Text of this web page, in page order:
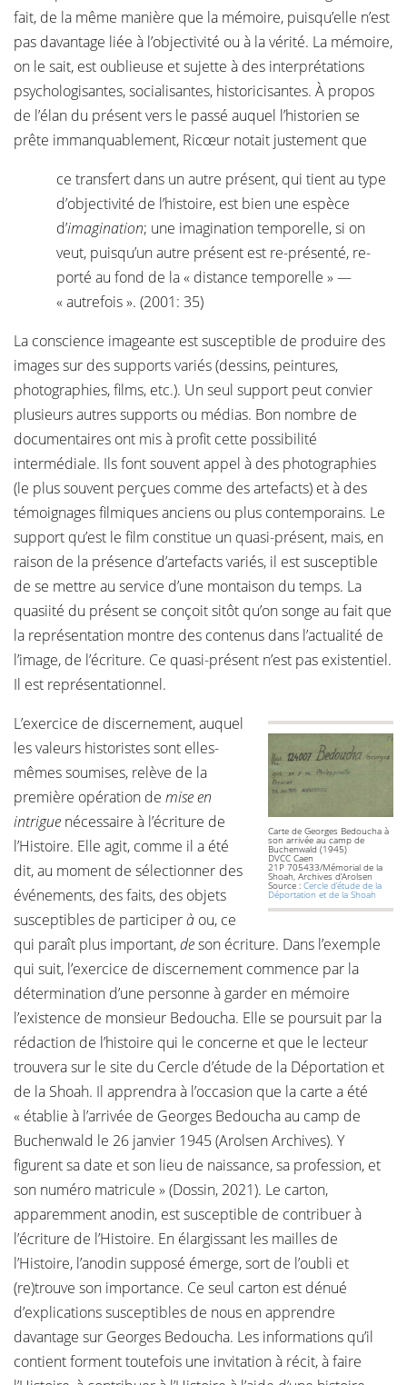
fait, de la même manière que la mémoire, puisqu’elle n’est
pas davantage liée à l’objectivité ou à la vérité. La mémoire,
on le sait, est oublieuse et sujette à des interprétations
psychologisantes, socialisantes, historicisantes. À propos
de l’élan du présent vers le passé auquel l’historien se
prête immanquablement, Ricœur notait justement que
ce transfert dans un autre présent, qui tient au type
d’objectivité de l’histoire, est bien une espèce
d’imagination; une imagination temporelle, si on
veut, puisqu’un autre présent est re-présenté, re-
porté au fond de la « distance temporelle » —
« autrefois ». (2001: 35)
La conscience imageante est susceptible de produire des
images sur des supports variés (dessins, peintures,
photographies, films, etc.). Un seul support peut convier
plusieurs autres supports ou médias. Bon nombre de
documentaires ont mis à profit cette possibilité
intermédiale. Ils font souvent appel à des photographies
(le plus souvent perçues comme des artefacts) et à des
témoignages filmiques anciens ou plus contemporains. Le
support qu’est le film constitue un quasi-présent, mais, en
raison de la présence d’artefacts variés, il est susceptible
de se mettre au service d’une montaison du temps. La
quasiité du présent se conçoit sitôt qu’on songe au fait que
la représentation montre des contenus dans l’actualité de
l’image, de l’écriture. Ce quasi-présent n’est pas existentiel.
Il est représentationnel.
Carte de Georges Bedoucha à
son arrivée au camp de
Buchenwald (1945)
DVCC Caen
21P 705433/Mémorial de la
Shoah, Archives d’Arolsen
Source :Cercle d’étude de la
Déportation et de la Shoah
L’exercice de discernement, auquel
les valeurs historistes sont elles-
mêmes soumises, relève de la
première opération de mise en
intrigue nécessaire à l’écriture de
l’Histoire. Elle agit, comme il a été
dit, au moment de sélectionner des
événements, des faits, des objets
susceptibles de participerà ou, ce
qui paraît plus important,deson écriture. Dans l’exemple
qui suit, l’exercice de discernement commence par la
détermination d’une personne à garder en mémoire
l’existence de monsieur Bedoucha. Elle se poursuit par la
rédaction de l’histoire qui le concerne et que le lecteur
trouvera sur le site du Cercle d’étude de la Déportation et
de la Shoah. Il apprendra à l’occasion que la carte a été
« établie à l’arrivée de Georges Bedoucha au camp de
Buchenwald le 26 janvier 1945 (Arolsen Archives). Y
figurent sa date et son lieu de naissance, sa profession, et
son numéro matricule » (Dossin, 2021). Le carton,
apparemment anodin, est susceptible de contribuer à
l’écriture de l’Histoire. En élargissant les mailles de
l’Histoire, l’anodin supposé émerge, sort de l’oubli et
(re)trouve son importance. Ce seul carton est dénué
d’explications susceptibles de nous en apprendre
davantage sur Georges Bedoucha. Les informations qu’il
contient forment toutefois une invitation à récit, à faire